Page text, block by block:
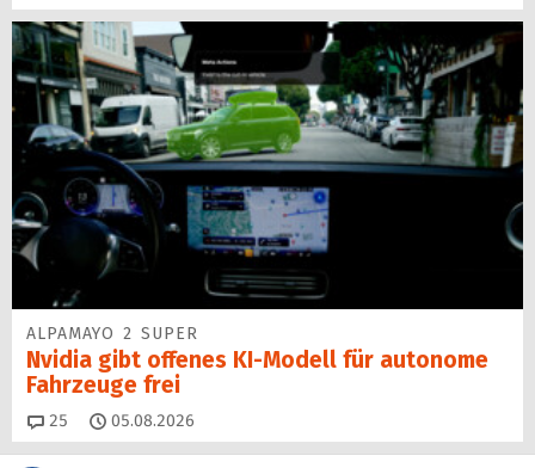
ALPAMAYO 2 SUPER
Nvidia gibt offenes KI-Modell für autonome
Fahrzeuge frei
25 Kommentare
05.08.2026